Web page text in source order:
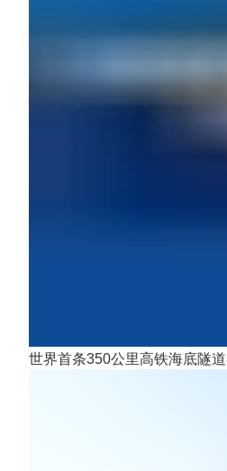
世界首条350公里高铁海底隧